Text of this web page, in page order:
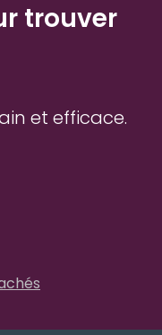
trouver
et efficace.